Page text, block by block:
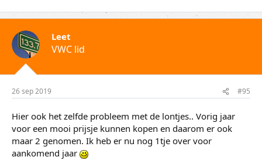
Leet
VWC lid
26 sep 2019 #95
Hier ook het zelfde probleem met de lontjes.. Vorig jaar
voor een mooi prijsje kunnen kopen en daarom er ook
maar 2 genomen. Ik heb er nu nog 1tje over voor
aankomend jaar